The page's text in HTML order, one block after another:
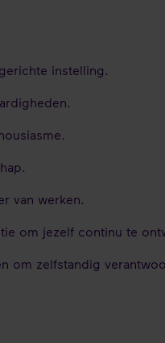
instelling.
van werken.
om jezelf continu te
om zelfstandig